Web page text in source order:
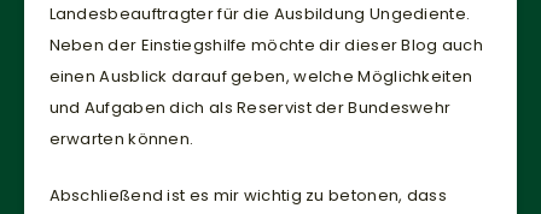
Landesbeauftragter für die Ausbildung Ungediente.
Neben der Einstiegshilfe möchte dir dieser Blog auch
einen Ausblick darauf geben, welche Möglichkeiten
und Aufgaben dich als Reservist der Bundeswehr
erwarten können.
Abschließend ist es mir wichtig zu betonen, dass
Nutzung
Erfahrung
während